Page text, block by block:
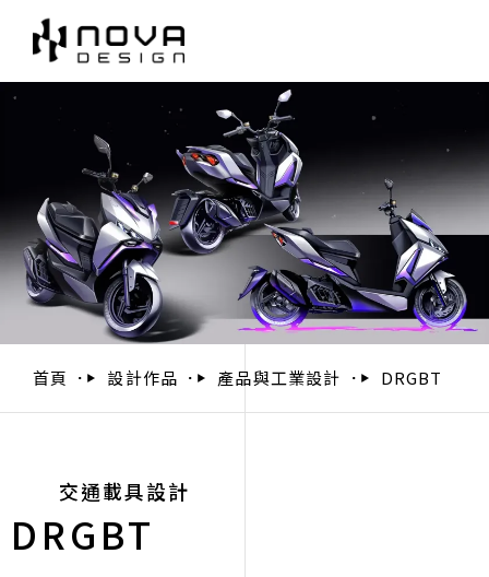
首頁 設計作品 產品與工業設計 DRGBT
交通載具設計
DRGBT